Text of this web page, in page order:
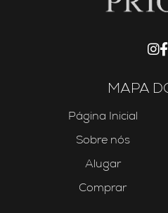
MAPA
Página Inicial
Sobre nós
Alugar
Comprar